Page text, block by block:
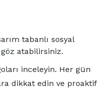
tabanlı sosyal
atabilirsiniz.
inceleyin. Her gün
dikkat edin ve proaktif